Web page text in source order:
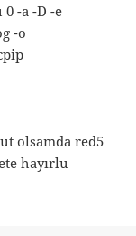
-a -D -e
-o
olsamda red5
hayırlu